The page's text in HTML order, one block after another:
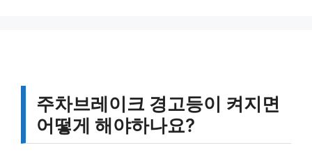
주차브레이크 경고등이 켜지면
어떻게 해야하나요?